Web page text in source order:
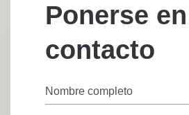
Ponerse en
contacto